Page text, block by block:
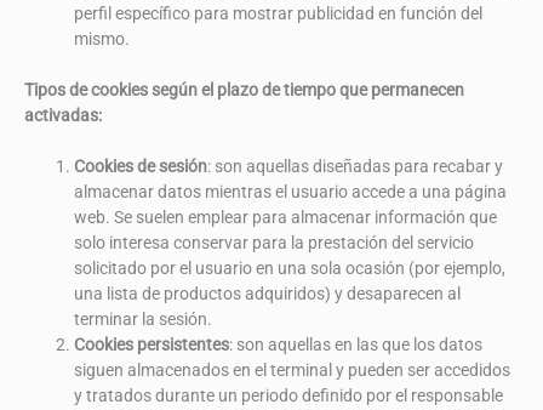
perfil específico para mostrar publicidad en función del
mismo.
Tipos de cookies según el plazo de tiempo que permanecen
activadas:
Cookies de sesión: son aquellas diseñadas para recabar y
almacenar datos mientras el usuario accede a una página
web. Se suelen emplear para almacenar información que
solo interesa conservar para la prestación del servicio
solicitado por el usuario en una sola ocasión (por ejemplo,
una lista de productos adquiridos) y desaparecen al
terminar la sesión.
Cookies persistentes: son aquellas en las que los datos
siguen almacenados en el terminal y pueden ser accedidos
y tratados durante un periodo definido por el responsable